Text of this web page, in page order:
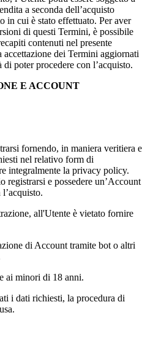
a seconda dell’acquisto
in cui è stato effettuato. Per aver
di questi Termini, è possibile
contenuti nel presente
accettazione dei Termini aggiornati
poter procedere con l’acquisto.
E ACCOUNT
fornendo, in maniera veritiera e
nel relativo form di
integralmente la privacy policy.
registrarsi e possedere un’Account
all'Utente è vietato fornire
di Account tramite bot o altri
ai minori di 18 anni.
i dati richiesti, la procedura di